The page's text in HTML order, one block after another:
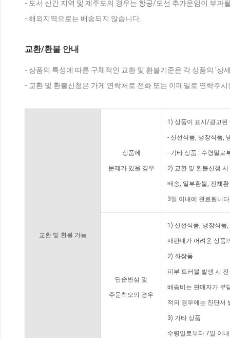
- 도서 산간 지역 및 제주도의 경우는 항공/도선 추가운임이 부과
- 해외지역으로는 배송되지 않습니다.
교환/환불 안내
- 상품의 특성에 따른 구체적인 교환 및 환불기준은 각 상품의 '상
- 교환 및 환불신청은 가게 연락처로 전화 또는 이메일로 연락주
교환 및 환불 가능
상품에
문제가 있을 경우
1) 상품이 표시/광고된
- 신선식품, 냉장식품,
- 기타 상품 : 수령일로
2) 교환 및 환불신청
배송, 일부환불, 전체
3일 이내에 완료됩니
단순변심 및
주문착오의 경우
1) 신선식품, 냉장식품
재판매가 어려운 상품
2) 화장품
피부 트러블 발생 시
배송비는 판매자가 부
적의 경우에는 진단서
3) 기타 상품
수령일로부터 7일 이